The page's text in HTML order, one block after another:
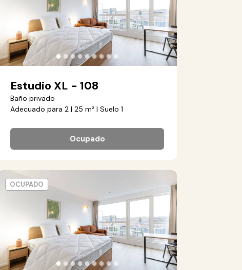
●●●●●●●●●
Estudio XL - 108
Baño privado
Adecuado para 2 | 25 m² | Suelo 1
Ocupado
●●●●●●●●●
OCUPADO